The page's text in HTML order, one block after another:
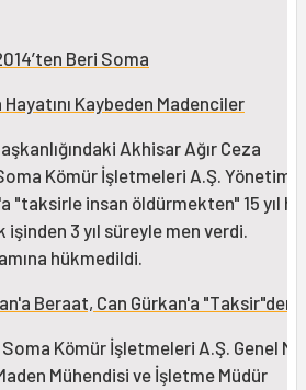
Beri Soma
Kaybeden Madenciler
Akhisar Ağır Ceza
Kömür İşletmeleri A.Ş. Yönetim
"taksirle insan öldürmekten" 15 yıl
işinden 3 yıl süreyle men verdi.
hükmedildi.
Beraat, Can Gürkan'a "Taksir"den
Kömür İşletmeleri A.Ş. Genel
Mühendisi ve İşletme Müdür